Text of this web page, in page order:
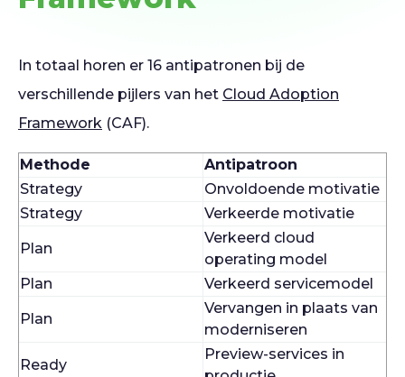
In totaal horen er 16 antipatronen bij de
verschillende pijlers van het Cloud Adoption
Framework (CAF).
Methode
Antipatroon
Strategy
Onvoldoende motivatie
Strategy
Verkeerde motivatie
Plan
Verkeerd cloud
operating model
Plan
Verkeerd servicemodel
Plan
Vervangen in plaats van
moderniseren
Ready
Preview-services in